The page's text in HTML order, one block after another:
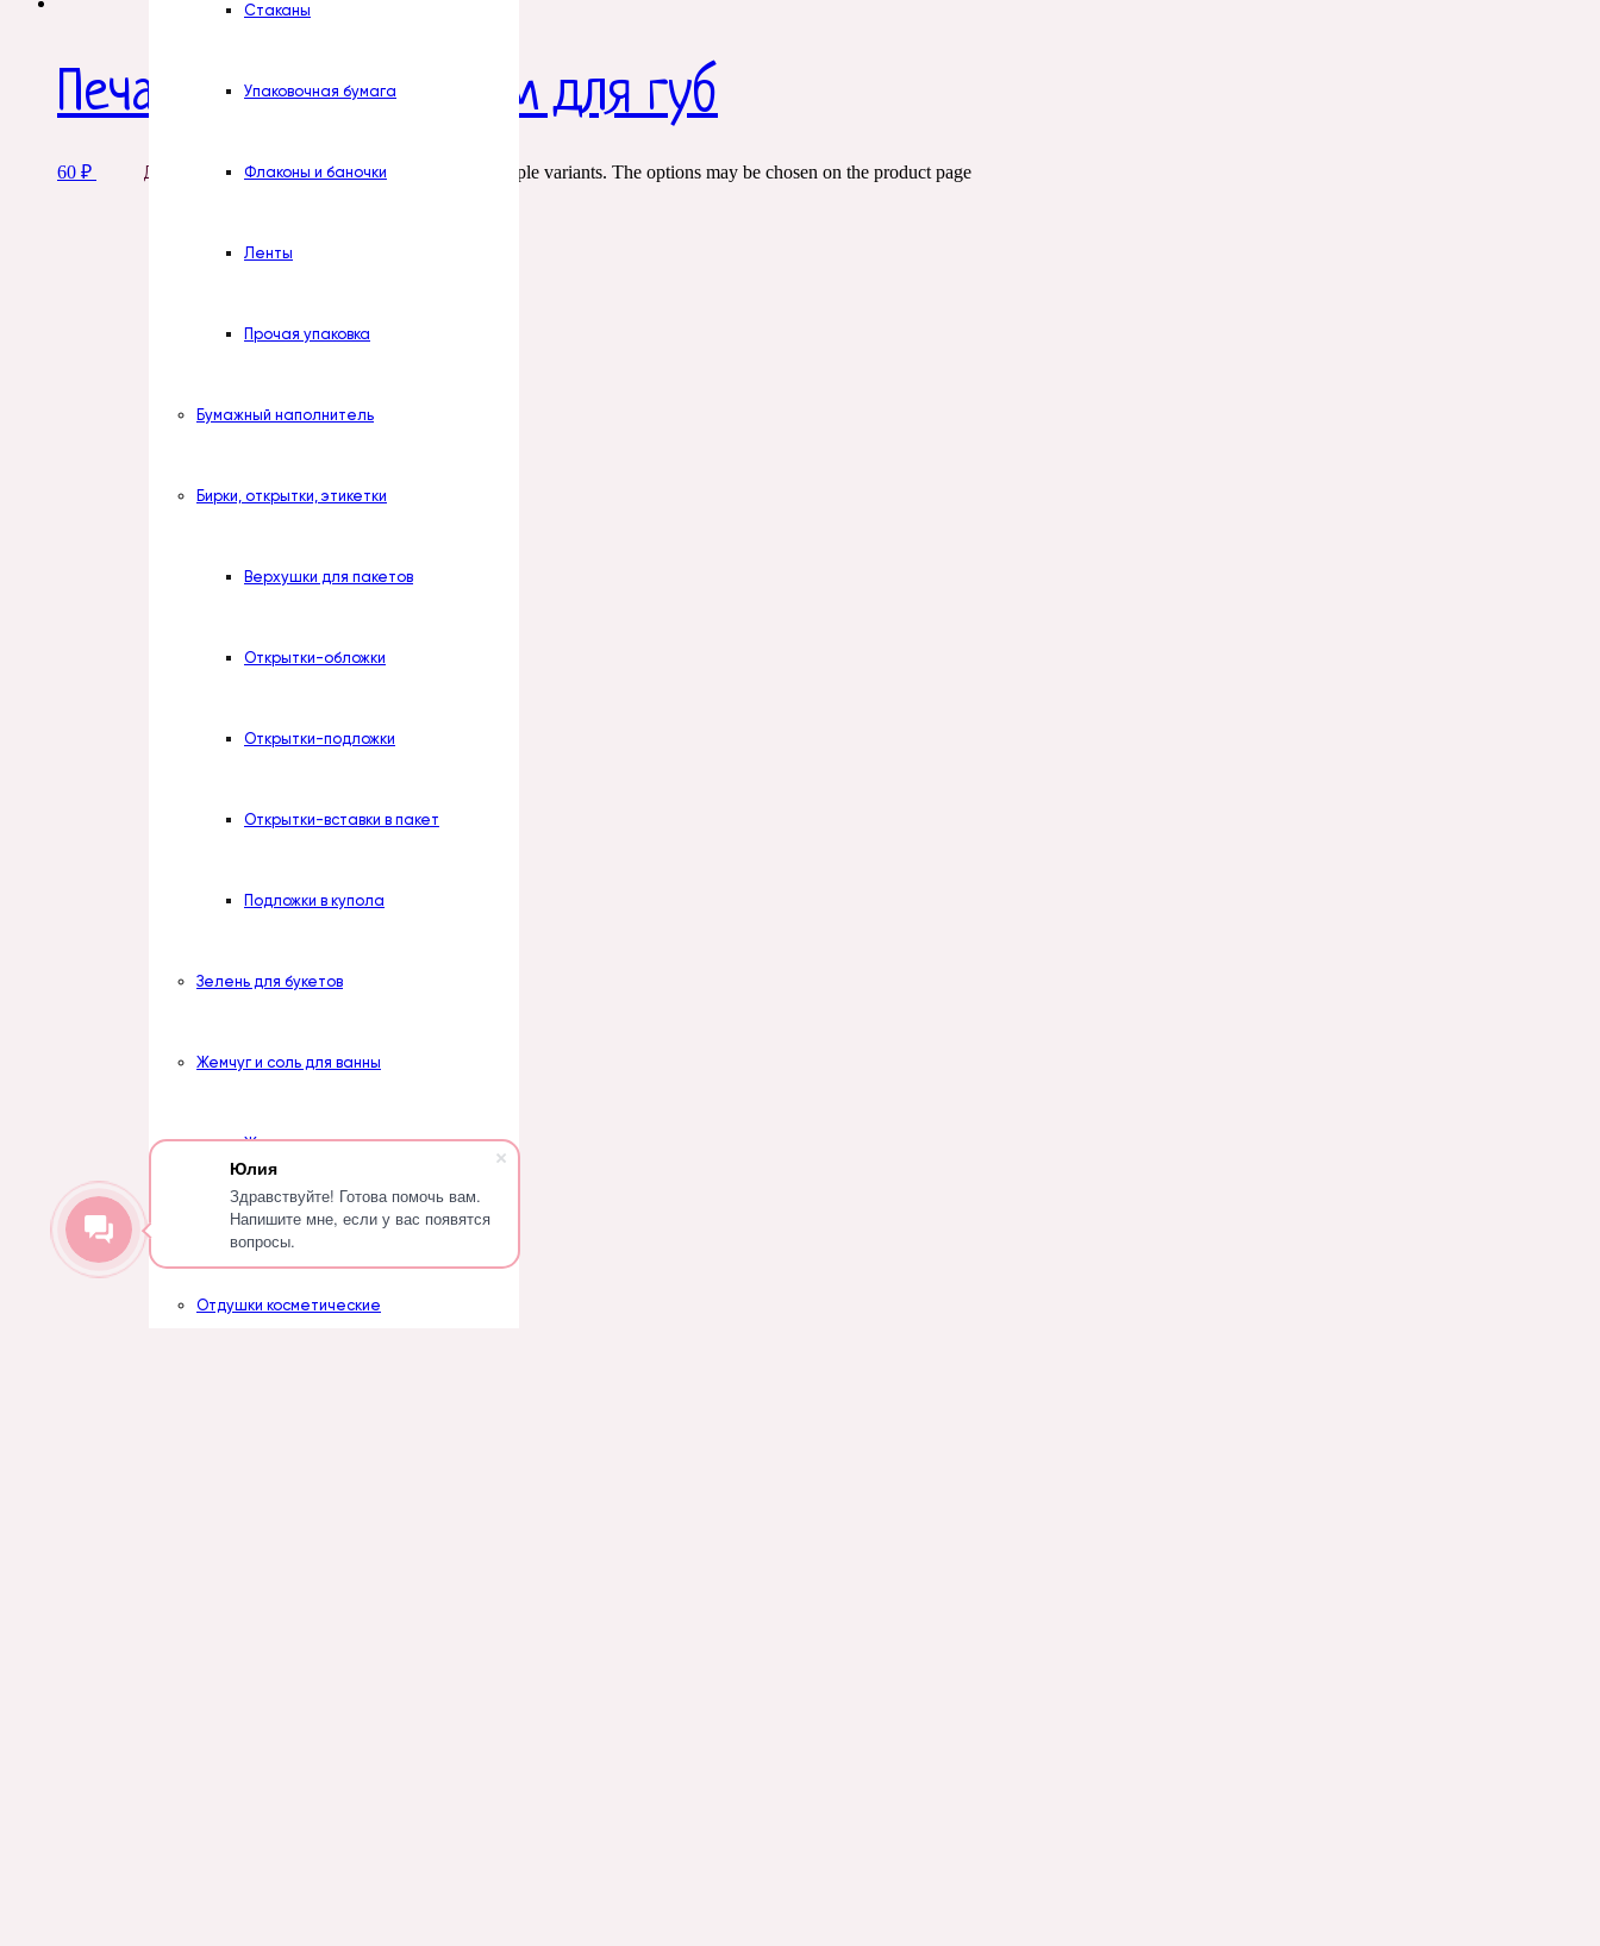
Юлия
Здравствуйте! Готова помочь вам.
Напишите мне, если у вас появятся
вопросы.
Стаканы
Упаковочная бумага
Флаконы и баночки
Ленты
Прочая упаковка
Бумажный наполнитель
Бирки, открытки, этикетки
Верхушки для пакетов
Открытки-обложки
Открытки-подложки
Открытки-вставки в пакет
Подложки в купола
Зелень для букетов
Жемчуг и соль для ванны
Жемчуг
Соль
Отдушки косметические
Печать. № 30. Бальзам для губ
60 ₽ Добавить в корзину This product has multiple variants. The options may be chosen on the product page